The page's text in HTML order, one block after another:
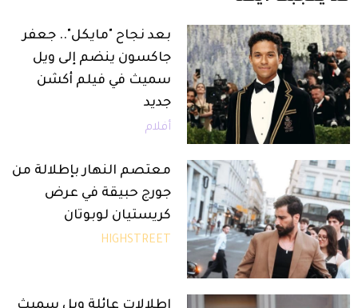
بعد نجاح "مايكل".. جعفر
جاكسون ينضم إلى ويل
سميث في فيلم أكشن
جديد
أفلام
معتصم النهار بإطلالة من
جورج حبيقة في عرض
كريستيان لوبوتان
HIGHSTREET